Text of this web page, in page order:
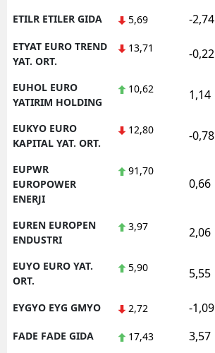
ETILR ETILER GIDA 5,69 -2,74
ETYAT EURO TREND
YAT. ORT.
13,71 -0,22
EUHOL EURO
YATIRIM HOLDING
10,62 1,14
EUKYO EURO
KAPITAL YAT. ORT.
12,80 -0,78
EUPWR
EUROPOWER
ENERJI
91,70
0,66
EUREN EUROPEN
ENDUSTRI
3,97 2,06
EUYO EURO YAT.
ORT.
5,90 5,55
EYGYO EYG GMYO 2,72 -1,09
FADE FADE GIDA 17,43 3,57